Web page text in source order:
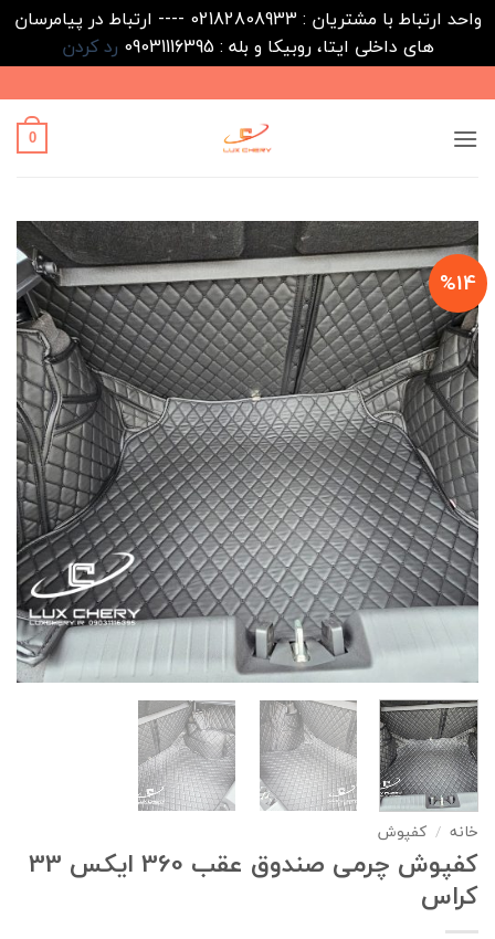
واحد ارتباط با مشتریان : 02182808933 ---- ارتباط در پیامرسان
های داخلی ایتا، روبیکا و بله : 09031116395
رد کردن
to
content
0
%14
خانه / کفپوش
کفپوش چرمی صندوق عقب 360 ایکس 33
کراس